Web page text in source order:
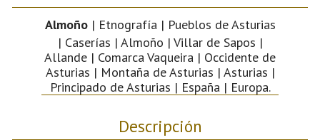
Almoño| Etnografía | Pueblos de Asturias
| Caserías | Almoño | Villar de Sapos |
Allande | Comarca Vaqueira | Occidente de
Asturias | Montaña de Asturias | Asturias |
Principado de Asturias | España | Europa.
Descripción